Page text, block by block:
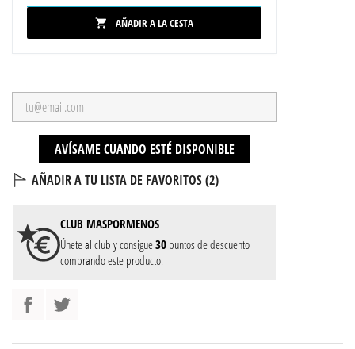
 AÑADIR A LA CESTA
AVÍSAME CUANDO ESTÉ DISPONIBLE
AÑADIR A TU LISTA DE FAVORITOS (2)
CLUB MASPORMENOS
Únete al club y consigue30 puntos de descuento
comprando este producto.